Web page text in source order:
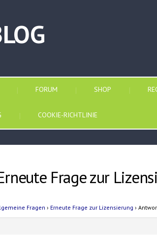
FORUM SHOP
COOKIE-RICHTLINIE
Frage zur
Fragen › Erneute Frage zur Lizensierung ›